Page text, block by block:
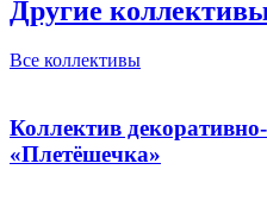
Другие
Все коллективы
Коллектив
«Плетёшечка»